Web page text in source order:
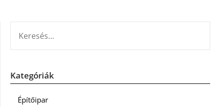
Kategóriák
Építőipar